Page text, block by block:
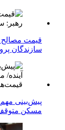
سازندگان
پیش‌بینی مهم
مسکن